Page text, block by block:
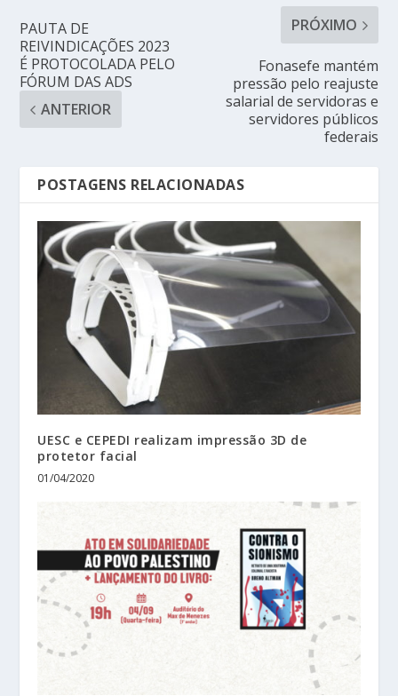
PAUTA DE
REIVINDICAÇÕES 2023
É PROTOCOLADA PELO
FÓRUM DAS ADS
ANTERIOR
PRÓXIMO
Fonasefe mantém
pressão pelo reajuste
salarial de servidoras e
servidores públicos
federais
POSTAGENS RELACIONADAS
UESC e CEPEDI realizam impressão 3D de
protetor facial
01/04/2020